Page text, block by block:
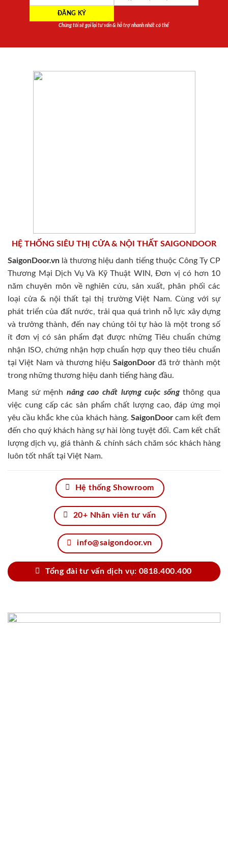
Chúng tôi sẽ gọi lại tư vấn & hỗ trợ nhanh nhất có thể
HỆ THỐNG SIÊU THỊ CỬA & NỘI THẤT SAIGONDOOR
SaigonDoor.vn là thương hiệu danh tiếng thuộc Công Ty CP
Thương Mại Dịch Vụ Và Kỹ Thuật WIN, Đơn vị có hơn 10
năm chuyên môn về nghiên cứu, sản xuất, phân phối các
loại cửa & nội thất tại thị trường Việt Nam. Cùng với sự
phát triển của đất nước, trải qua quá trình nỗ lực xây dựng
và trưởng thành, đến nay chúng tôi tự hào là một trong số
ít đơn vị có sản phẩm đạt được những Tiêu chuẩn chứng
nhận ISO, chứng nhận hợp chuẩn hợp quy theo tiêu chuẩn
tại Việt Nam và thương hiệu SaigonDoor đã trở thành một
trong những thương hiệu danh tiếng hàng đầu.
Mang sứ mệnh nâng cao chất lượng cuộc sốngthông qua
việc cung cấp các sản phẩm chất lượng cao, đáp ứng mọi
yêu cầu khắc khe của khách hàng. SaigonDoorcam kết đem
đến cho quý khách hàng sự hài lòng tuyệt đối. Cam kết chất
lượng dịch vụ, giá thành & chính sách chăm sóc khách hàng
luôn tốt nhất tại Việt Nam.
Hệ thống Showroom
20+ Nhân viên tư vấn
info@saigondoor.vn
Tổng đài tư vấn dịch vụ: 0818.400.400